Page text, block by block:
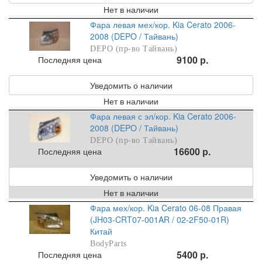
Нет в наличии
Фара левая мех/кор. Kia Cerato 2006-
2008 (DEPO / Тайвань)
DEPO (пр-во Тайвань)
Последняя цена 9100 р.
Уведомить о наличии
Нет в наличии
Фара левая с эл/кор. Kia Cerato 2006-
2008 (DEPO / Тайвань)
DEPO (пр-во Тайвань)
Последняя цена 16600 р.
Уведомить о наличии
Нет в наличии
Фара мех/кор. Kia Cerato 06-08 Правая
(JH03-CRT07-001AR / 02-2F50-01R)
Китай
BodyParts
Последняя цена 5400 р.